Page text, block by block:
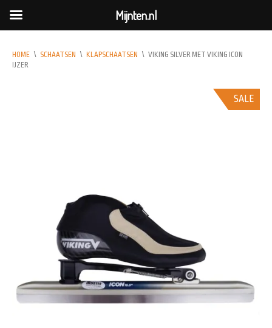
HOME \ SCHAATSEN \ KLAPSCHAATSEN \ VIKING SILVER MET VIKING ICON
IJZER
SALE
Mijnten.nl